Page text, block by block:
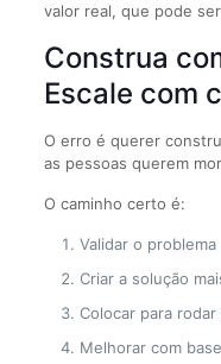
valor real, que pode
Construa
Escale com
O erro é querer
as pessoas querem
O caminho certo é:
Validar o problema
Criar a solução
Colocar para
Melhorar com